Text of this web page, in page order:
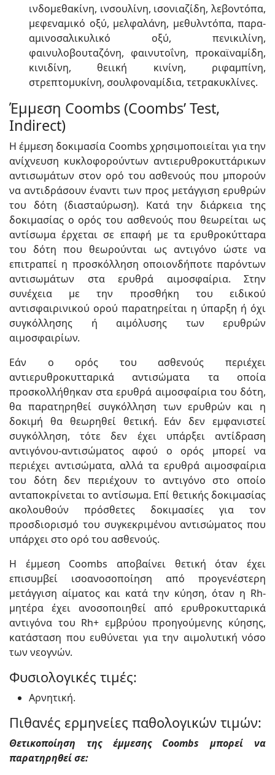
ινδομεθακίνη, ινσουλίνη, ισονιαζίδη, λεβοντόπα,
μεφεναμικό οξύ, μελφαλάνη, μεθυλντόπα, παρα-
αμινοσαλικυλικό οξύ, πενικιλίνη,
φαινυλοβουταζόνη, φαινυτοΐνη, προκαϊναμίδη,
κινιδίνη, θειική κινίνη, ριφαμπίνη,
στρεπτομυκίνη, σουλφοναμίδια, τετρακυκλίνες.
Έμμεση Coombs (Coombs’ Test,
Indirect)
Η έμμεση δοκιμασία Coombs χρησιμοποιείται για την
ανίχνευση κυκλοφορούντων αντιερυθροκυττάρικων
αντισωμάτων στον ορό του ασθενούς που μπορούν
να αντιδράσουν έναντι των προς μετάγγιση ερυθρών
του δότη (διασταύρωση). Κατά την διάρκεια της
δοκιμασίας ο ορός του ασθενούς που θεωρείται ως
αντίσωμα έρχεται σε επαφή με τα ερυθροκύτταρα
του δότη που θεωρούνται ως αντιγόνο ώστε να
επιτραπεί η προσκόλληση οποιονδήποτε παρόντων
αντισωμάτων στα ερυθρά αιμοσφαίρια. Στην
συνέχεια με την προσθήκη του ειδικού
αντισφαιρινικού ορού παρατηρείται η ύπαρξη ή όχι
συγκόλλησης ή αιμόλυσης των ερυθρών
αιμοσφαιρίων.
Εάν ο ορός του ασθενούς περιέχει
αντιερυθροκυτταρικά αντισώματα τα οποία
προσκολλήθηκαν στα ερυθρά αιμοσφαίρια του δότη,
θα παρατηρηθεί συγκόλληση των ερυθρών και η
δοκιμή θα θεωρηθεί θετική. Εάν δεν εμφανιστεί
συγκόλληση, τότε δεν έχει υπάρξει αντίδραση
αντιγόνου-αντισώματος αφού ο ορός μπορεί να
περιέχει αντισώματα, αλλά τα ερυθρά αιμοσφαίρια
του δότη δεν περιέχουν το αντιγόνο στο οποίο
ανταποκρίνεται το αντίσωμα. Επί θετικής δοκιμασίας
ακολουθούν πρόσθετες δοκιμασίες για τον
προσδιορισμό του συγκεκριμένου αντισώματος που
υπάρχει στο ορό του ασθενούς.
Η έμμεση Coombs αποβαίνει θετική όταν έχει
επισυμβεί ισοανοσοποίηση από προγενέστερη
μετάγγιση αίματος και κατά την κύηση, όταν η Rh-
μητέρα έχει ανοσοποιηθεί από ερυθροκυτταρικά
αντιγόνα του Rh+ εμβρύου προηγούμενης κύησης,
κατάσταση που ευθύνεται για την αιμολυτική νόσο
των νεογνών.
Φυσιολογικές τιμές:
Αρνητική.
Πιθανές ερμηνείες παθολογικών τιμών:
Θετικοποίηση της έμμεσης Coombs μπορεί να
παρατηρηθεί σε: